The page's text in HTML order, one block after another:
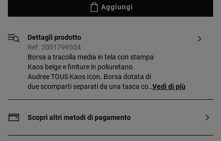
Aggiungi
Dettagli prodotto
Ref. 2001799504
Borsa a tracolla media in tela con stampa
Kaos beige e finiture in poliuretano
Audree TOUS Kaos Icon. Borsa dotata di
due scomparti separati da una tasca con
bottoni magnetici. Cinghia a spalla a
rimovibile. Misure
Vedi di più
Scopri altri metodi di pagamento